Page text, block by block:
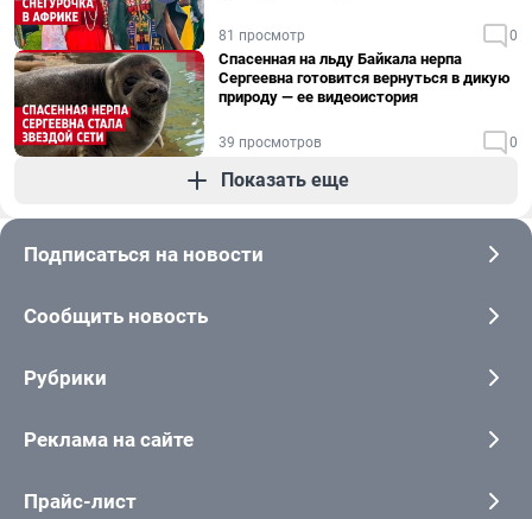
81 просмотр 0
Спасенная на льду Байкала нерпа
Сергеевна готовится вернуться в дикую
природу — ее видеоистория
39 просмотров 0
Показать еще
Подписаться на новости
Сообщить новость
Рубрики
Реклама на сайте
Прайс-лист